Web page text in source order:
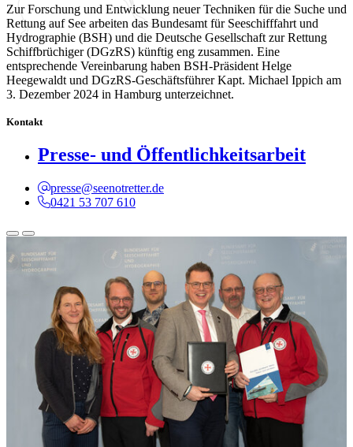
Zur Forschung und Entwicklung neuer Techniken für die Suche und
Rettung auf See arbeiten das Bundesamt für Seeschifffahrt und
Hydrographie (BSH) und die Deutsche Gesellschaft zur Rettung
Schiffbrüchiger (DGzRS) künftig eng zusammen. Eine
entsprechende Vereinbarung haben BSH-Präsident Helge
Heegewaldt und DGzRS-Geschäftsführer Kapt. Michael Ippich am
3. Dezember 2024 in Hamburg unterzeichnet.
Kontakt
Presse- und Öffentlichkeitsarbeit
presse@seenotretter.de
0421 53 707 610